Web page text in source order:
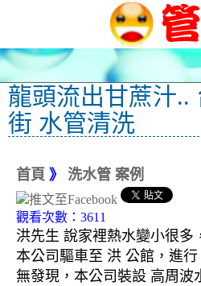
龍頭流出甘蔗汁..
街 水管清洗
首頁 》 洗水管 案例
觀看次數：3611
洪先生 說家裡熱水變小很多
本公司驅車至 洪 公館，進
無發現，本公司裝設 高周波